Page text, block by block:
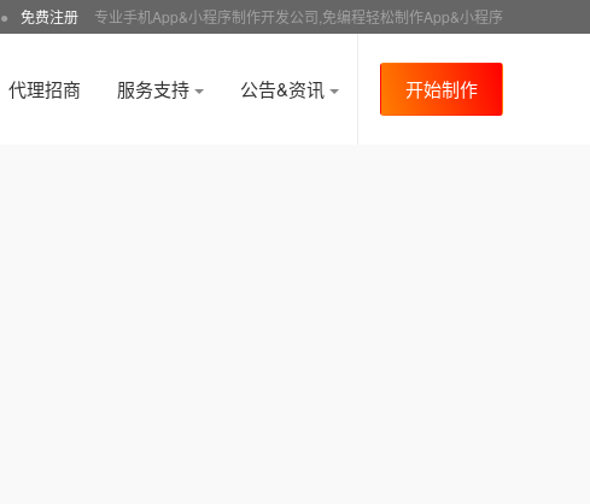
● 免费注册 专业手机App&小程序制作开发公司,免编程轻松制作App&小程序
代理招商 服务支持 公告&资讯 开始制作